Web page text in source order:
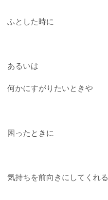
ふとした時に
あるいは
何かにすがりたいときや
困ったときに
気持ちを前向きにしてくれる